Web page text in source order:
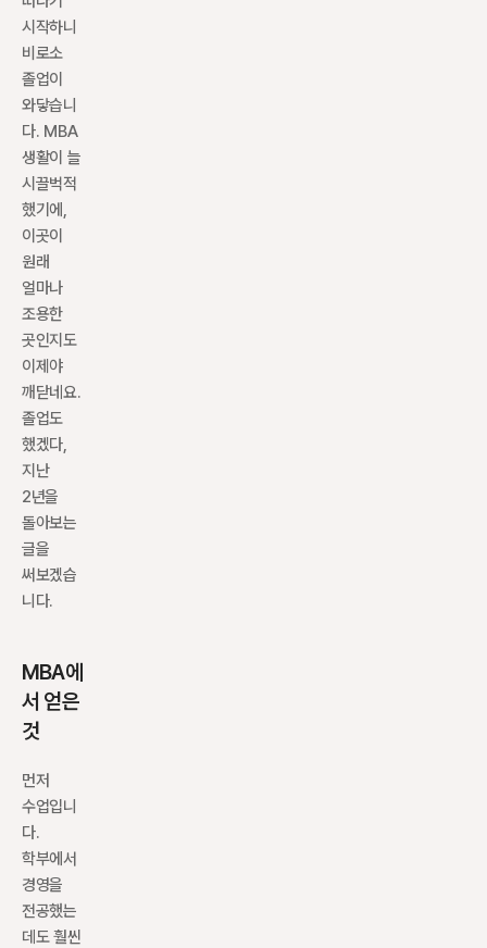
시작하니
비로소
졸업이
와닿습니
다. MBA
생활이 늘
시끌벅적
했기에,
이곳이
원래
얼마나
조용한
곳인지도
이제야
깨닫네요.
졸업도
했겠다,
지난
2년을
돌아보는
글을
써보겠습
니다.
MBA에
서 얻은
것
먼저
수업입니
다.
학부에서
경영을
전공했는
데도 훨씬